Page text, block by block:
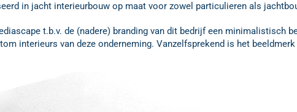
in jacht interieurbouw op maat voor zowel particulieren als
t.b.v. de (nadere) branding van dit bedrijf een minimalistisch
interieurs van deze onderneming. Vanzelfsprekend is het